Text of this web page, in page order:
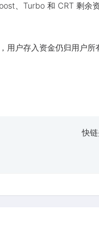
、Turbo 和 CRT 剩余
用户存入资金仍归用户所
快